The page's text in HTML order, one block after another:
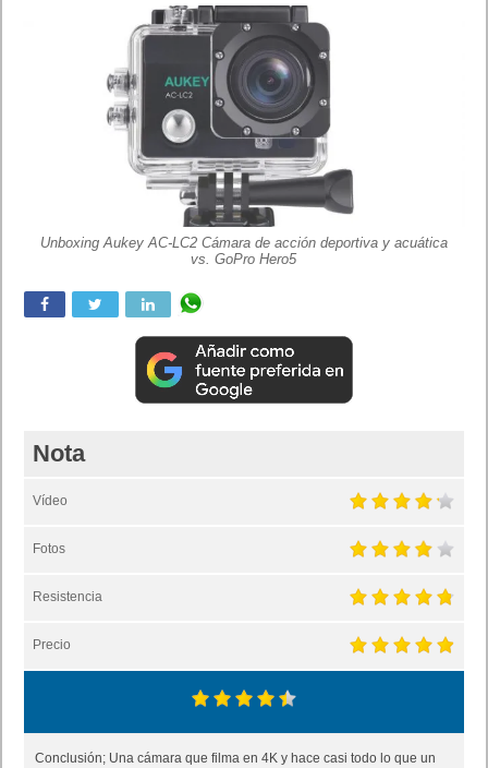
Unboxing Aukey AC-LC2 Cámara de acción deportiva y acuática
vs. GoPro Hero5
Nota
Vídeo
Fotos
Resistencia
Precio
Conclusión; Una cámara que filma en 4K y hace casi todo lo que un